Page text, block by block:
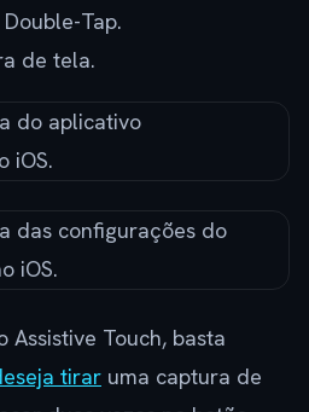
Tap.
de tela.
Assistive Touch, basta
tirar uma captura de